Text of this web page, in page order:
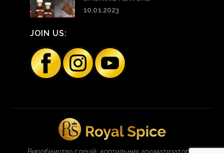
10.01.2023
JOIN US: